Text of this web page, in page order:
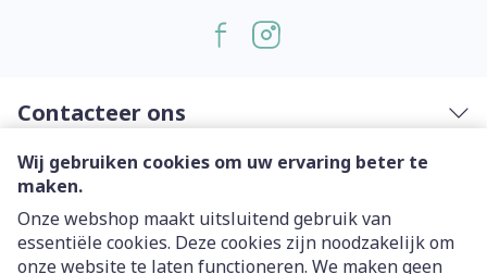
Wij gebruiken cookies om uw ervaring beter te
maken.
Onze webshop maakt uitsluitend gebruik van
essentiële cookies. Deze cookies zijn noodzakelijk om
onze website te laten functioneren. We maken geen
Contacteer ons
Nuttige links